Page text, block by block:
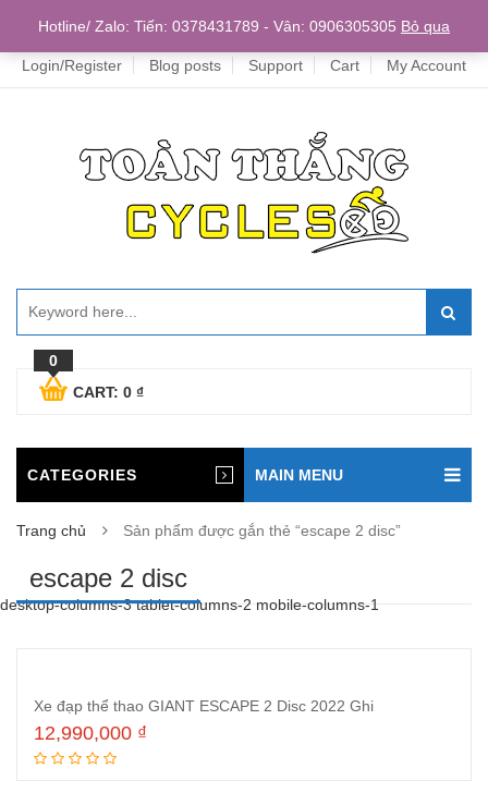
Home
Login/Register Blog posts Support Cart My Account
0
CART: 0 ₫
CATEGORIES MAIN MENU
Trang chủ Sản phẩm được gắn thẻ “escape 2 disc”
escape 2 disc
desktop-columns-3 tablet-columns-2 mobile-columns-1
Xe đạp thể thao GIANT ESCAPE 2 Disc 2022 Ghi
12,990,000 ₫
Hotline/ Zalo: Tiến: 0378431789 - Vân: 0906305305 Bỏ qua